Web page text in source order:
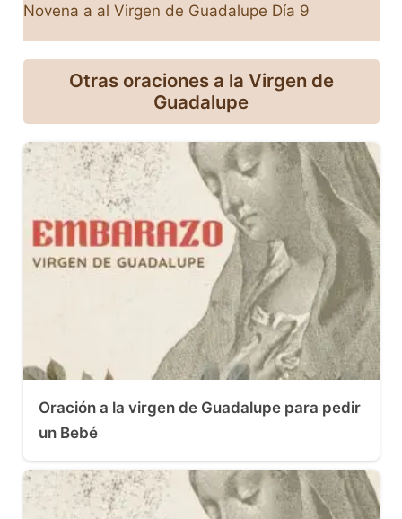
Novena a al Virgen de Guadalupe Día 9
Otras oraciones a la Virgen de
Guadalupe
Oración a la virgen de Guadalupe para pedir
un Bebé